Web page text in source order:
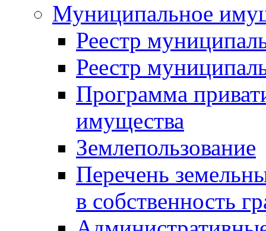
Муниципальное
Реестр
Реестр
Программа
имущества
Землепользование
Перечень
в собственность